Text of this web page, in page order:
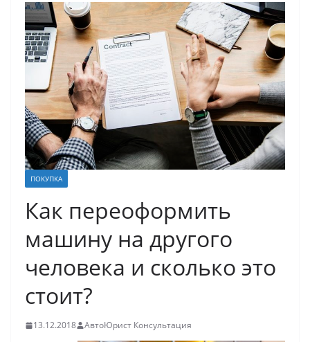
ПОКУПКА
Как переоформить
машину на другого
человека и сколько это
стоит?
13.12.2018 АвтоЮрист Консультация